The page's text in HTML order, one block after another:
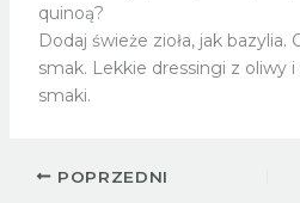
quinoą?
Dodaj świeże zioła, jak
smak. Lekkie dressingi z oliwy
smaki.
POPRZEDNI